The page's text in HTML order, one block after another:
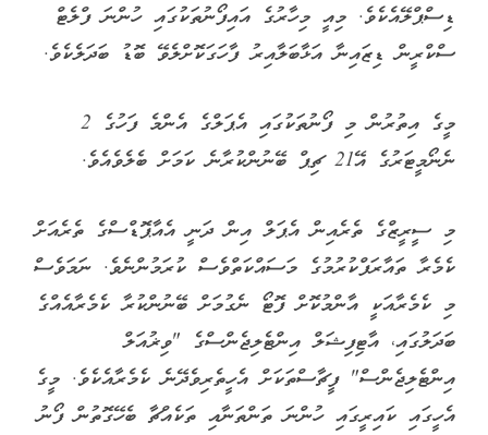
ޑިސްޕްލޭއެކެވެ. މިއީ މިހާރުގެ އައިފޯނުތަކުގައި ހުންނަ ފްލެޓް
ސްކްރީން ޑިޒައިނާ އަޅާބަލާއިރު ފާހަގަކޮށްލެވޭ ބޮޑު ބަދަލެކެވެ.
މީގެ އިތުރުން މި ފޯނުތަކުގައި އެޕަލްގެ އެންމެ ފަހުގެ 2
ނެނޯމީޓަރުގެ އޭ21 ޗިޕް ބޭނުންކުރާނެ ކަމަށް ބެލެވެއެވެ.
މި ސީރީޒްގެ ތެރެއިން އެޕަލް އިން ދަނީ އެއާޕޮޑްސްގެ ތެރެއަށް
ކެމެރާ ތައާރަފްކުރުމުގެ މަސައްކަތްވެސް ކުރަމުންނެވެ. ނަމަވެސް
މި ކެމެރާއަކީ އާންމުކޮށް ފޮޓޯ ނެގުމަށް ބޭނުންކުރާ ކެމެރާއެއްގެ
ބަދަލުގައި، އާޓިފިޝަލް އިންޓެލިޖެންސްގެ "ވިޜުއަލް
އިންޓެލިޖެންސް" ފީޗާސްތަކަށް އެހީތެރިވެދޭނެ ކެމެރާއެކެވެ. މީގެ
އެހީގައި ކައިރީގައި ހުންނަ ތަންތަނާއި ތަކެއްޗާ ބެހޭގޮތުން ފޯނު